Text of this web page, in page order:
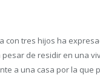
con tres hijos ha
pesar de residir en una
a una casa por la que